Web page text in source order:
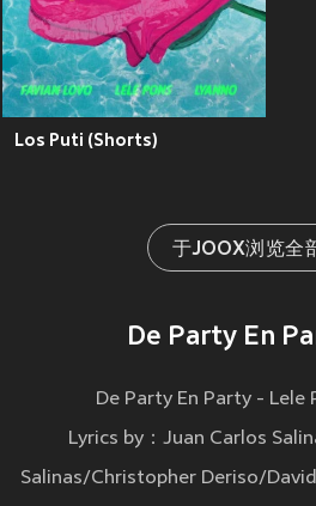
Los Puti (Shorts)
于JOOX浏览全
De Party En
De Party En Party - Lele
Lyrics by：Juan Carlos
Salinas/Christopher Deriso/